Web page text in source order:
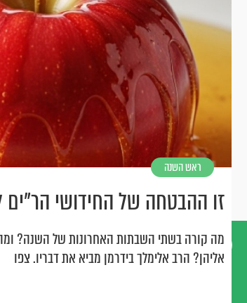
ראש השנה
זו ההבטחה של החידושי
מה קורה בשתי השבתות האחרונות של השנה?
אליהן? הרב אלימלך בידרמן מביא את דבריו. צפו